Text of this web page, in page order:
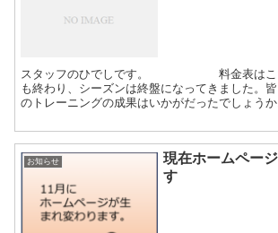
スタッフのひでしです。 料金表はこち
も終わり、シーズンは終盤になってきました。
のトレーニングの成果はいかがだったでしょうか
自己分析して次回、来年のリベンジを誓った方
います。 フォームが悪いまま走っても、無駄な
かりだし、頑張りすぎると怪我の原因になりま
ました）。そして、多くが、本やテレビ、時に
売り（トレーナの言葉を間違って解釈したため
したために起こったことが酷い故障の原因でした
お知らせ
現在ホームペー
す